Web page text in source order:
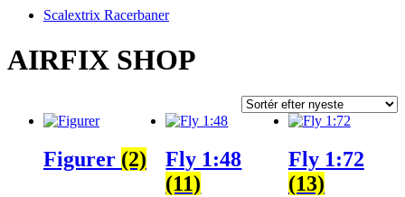
Scalextrix Racerbaner
AIRFIX SHOP
Figurer (2)
Fly 1:48
(11)
Fly 1:72
(13)